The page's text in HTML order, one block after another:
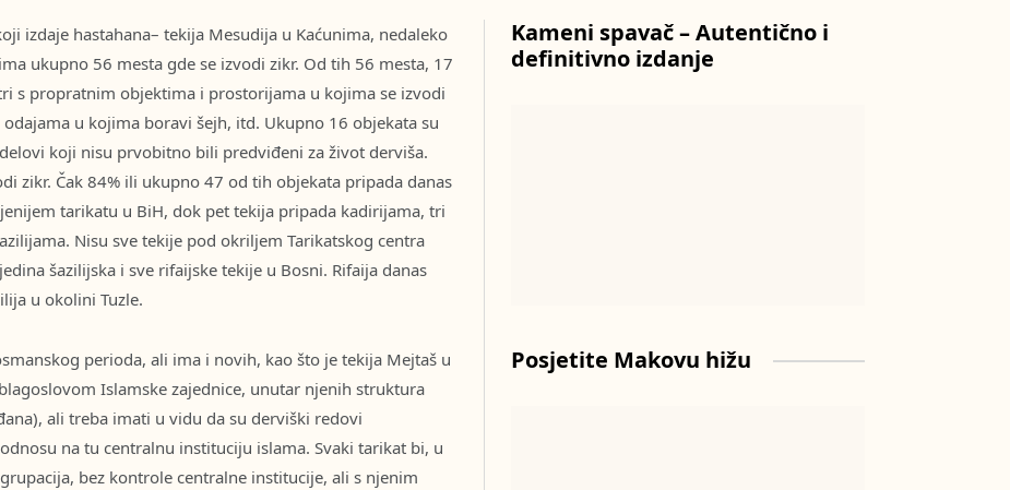
izdaje hastahana– tekija Mesudija u Kaćunima, nedaleko
ukupno 56 mesta gde se izvodi zikr. Od tih 56 mesta, 17
s propratnim objektima i prostorijama u kojima se izvodi
u kojima boravi šejh, itd. Ukupno 16 objekata su
koji nisu prvobitno bili predviđeni za život derviša.
zikr. Čak 84% ili ukupno 47 od tih objekata pripada danas
tarikatu u BiH, dok pet tekija pripada kadirijama, tri
Nisu sve tekije pod okriljem Tarikatskog centra
šazilijska i sve rifaijske tekije u Bosni. Rifaija danas
u okolini Tuzle.
perioda, ali ima i novih, kao što je tekija Mejtaš u
Islamske zajednice, unutar njenih struktura
ali treba imati u vidu da su derviški redovi
na tu centralnu instituciju islama. Svaki tarikat bi, u
bez kontrole centralne institucije, ali s njenim
Kameni spavač – Autentično i
definitivno izdanje
Posjetite Makovu hižu